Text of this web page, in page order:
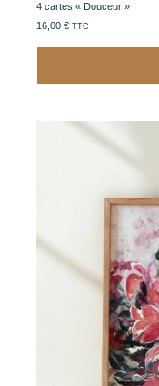
4 cartes « Douceur »
16,00 € TTC